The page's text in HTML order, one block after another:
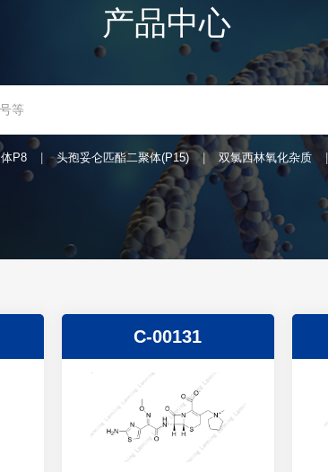
产品中心
P8 头孢妥仑匹酯二聚体(P15) 双氯西林氧化杂质
C-00131